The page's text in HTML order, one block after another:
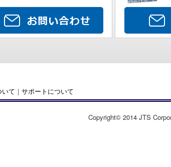
て ｜ サポートについて
Copyright© 2014 JTS